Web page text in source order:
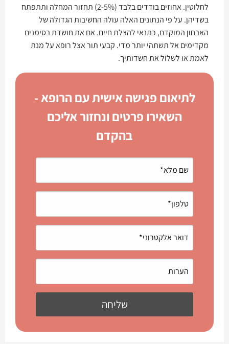
לחלוטין. אחוזים בודדים בלבד (2-5%) תחזור המחלה ותתפתח
בשדיהן. על פי הנתונים האלה עולה החשיבות הגדולה של
האבחון המוקדם, כתנאי להצלת חיים. אם את חושדת בסימנים
מקדימים אל תשתהי יותר מדי. קבעי תור אצל רופא על מנת
לאמת או לשלול את חשדותיך.
לתיאום פגישה אישית עם הרופא -
השאירו פרטים ונחזור אליכם
בהקדם